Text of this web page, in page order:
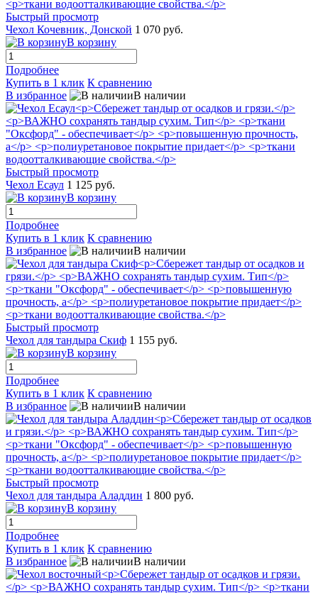
Быстрый просмотр
Чехол Кочевник, Донской 1 070 руб.
В корзину
Подробнее
Купить в 1 клик К сравнению
В избранное
В наличии
Быстрый просмотр
Чехол Есаул 1 125 руб.
В корзину
Подробнее
Купить в 1 клик К сравнению
В избранное
В наличии
Быстрый просмотр
Чехол для тандыра Скиф 1 155 руб.
В корзину
Подробнее
Купить в 1 клик К сравнению
В избранное
В наличии
Быстрый просмотр
Чехол для тандыра Аладдин 1 800 руб.
В корзину
Подробнее
Купить в 1 клик К сравнению
В избранное
В наличии